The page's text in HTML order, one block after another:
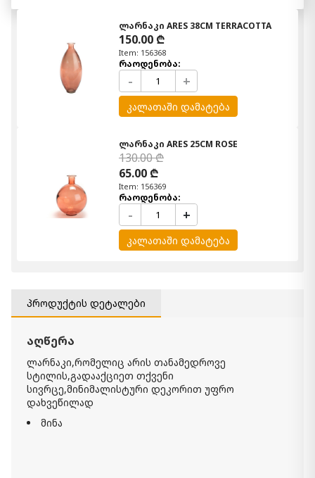
ლარნაკი ARES 38CM TERRACOTTA
150.00 ₾
Item: 156368
რაოდენობა:
- +
კალათაში დამატება
ლარნაკი ARES 25CM ROSE
130.00 ₾
65.00 ₾
Item: 156369
რაოდენობა:
- +
კალათაში დამატება
პროდუქტის დეტალები
აღწერა
ლარნაკი,რომელიც არის თანამედროვე
სტილის,გადააქციეთ თქვენი
სივრცე,მინიმალისტური დეკორით უფრო
დახვეწილად
მინა